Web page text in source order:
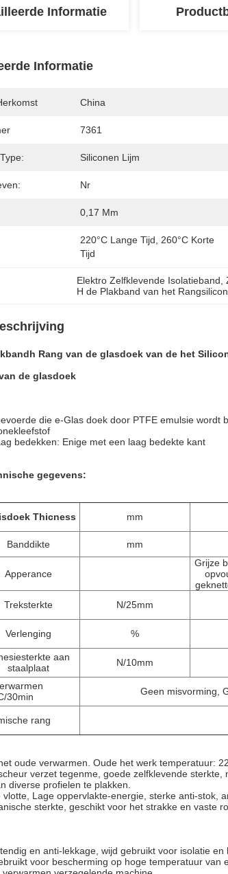
Informatie
Informatie
China
7361
Siliconen Lijm
Nr
0,17 Mm
220°C Lange Tijd, 260°C Korte
Tijd
Elektro Zelfklevende Isolatieband ,
H de Plakband van het
Rang van de glasdoek van de het
de glasdoek
die e-Glas doek door PTFE emulsie wordt
bedekken: Enige met een laag bedekte kant
gegevens:
Thicness mm
Banddikte mm
Apperance
Grijze
Treksterkte N/25mm
Verlenging %
aan
staalplaat
N/10mm
30min
Geen misvorming,
rang
oude verwarmen. Oude het werk temperatuur:
verzet tegenme, goede zelfklevende
diverse profielen te plakken.
Lage oppervlakte-energie, sterke anti-stok,
sterkte, geschikt voor het strakke en vaste
en anti-lekkage, wijd gebruikt voor isolatie
voor bescherming op hoge temperatuur